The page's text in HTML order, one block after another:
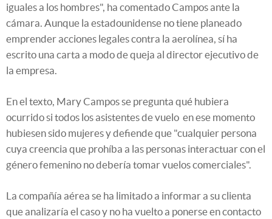
iguales a los hombres", ha comentado Campos ante la
cámara. Aunque la estadounidense no tiene planeado
emprender acciones legales contra la aerolínea, sí ha
escrito una carta a modo de queja al director ejecutivo de
la empresa.
En el texto, Mary Campos se pregunta qué hubiera
ocurrido si todos los asistentes de vuelo en ese momento
hubiesen sido mujeres y defiende que "cualquier persona
cuya creencia que prohíba a las personas interactuar con el
género femenino no debería tomar vuelos comerciales".
La compañía aérea se ha limitado a informar a su clienta
que analizaría el caso y no ha vuelto a ponerse en contacto